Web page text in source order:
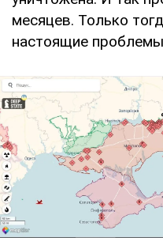
месяцев. Только
настоящие